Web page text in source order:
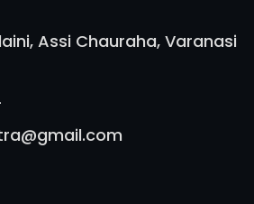
Assi Chauraha, Varanasi